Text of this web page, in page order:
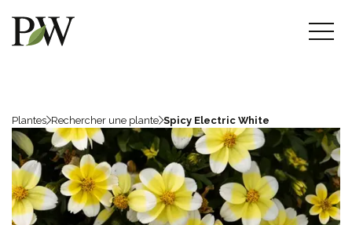
Plantes Rechercher une plante Spicy Electric White